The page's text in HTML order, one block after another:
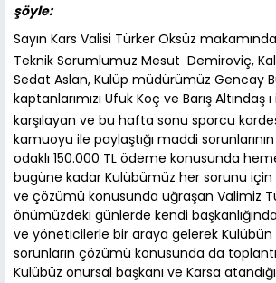
şöyle:
Sayın Kars Valisi Türker Öksüz
Teknik Sorumlumuz Mesut Demiroviç,
Sedat Aslan, Kulüp müdürümüz Gencay
kaptanlarımızı Ufuk Koç ve Barış Altındaş
karşılayan ve bu hafta sonu sporcu
kamuoyu ile paylaştığı maddi
odaklı 150.000 TL ödeme konusunda
bugüne kadar Kulübümüz her sorunu için
ve çözümü konusunda uğraşan Valimiz
önümüzdeki günlerde kendi
ve yöneticilerle bir araya gelerek
sorunların çözümü konusunda da
Kulübüz onursal başkanı ve Karsa